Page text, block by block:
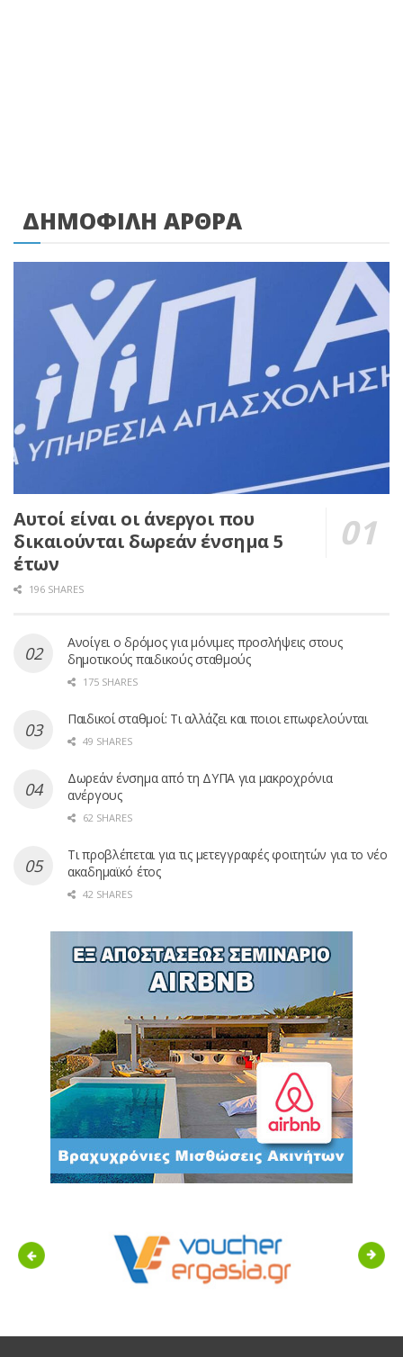
ΔΗΜΟΦΙΛΗ ΑΡΘΡΑ
Αυτοί είναι οι άνεργοι που
δικαιούνται δωρεάν ένσημα 5
έτων
196 SHARES
Ανοίγει ο δρόμος για μόνιμες προσλήψεις στους
δημοτικούς παιδικούς σταθμούς
175 SHARES
Παιδικοί σταθμοί: Τι αλλάζει και ποιοι επωφελούνται
49 SHARES
Δωρεάν ένσημα από τη ΔΥΠΑ για μακροχρόνια
ανέργους
62 SHARES
Τι προβλέπεται για τις μετεγγραφές φοιτητών για το νέο
ακαδημαϊκό έτος
42 SHARES
Previous Next